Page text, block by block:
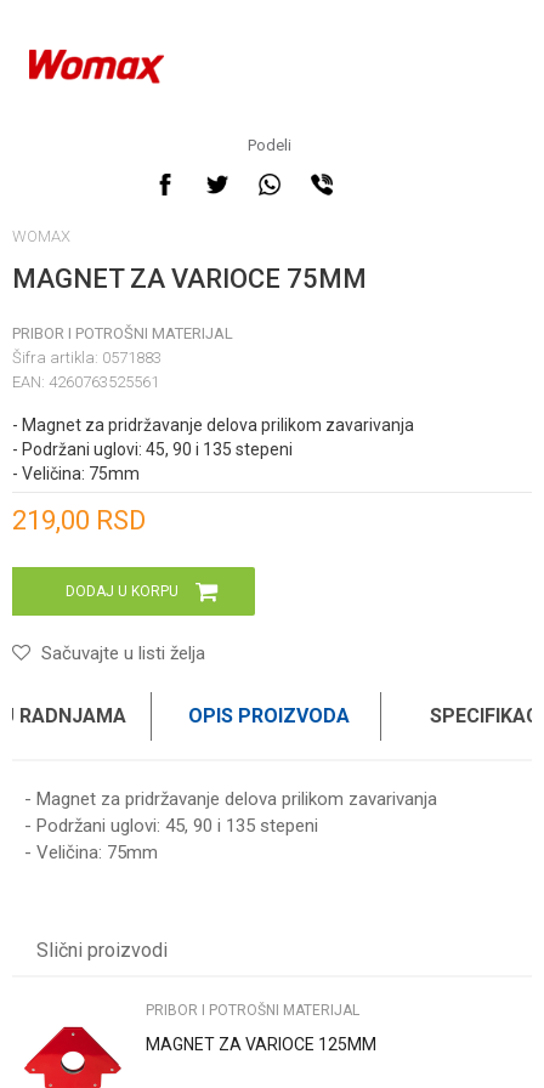
Podeli
WOMAX
MAGNET ZA VARIOCE 75MM
PRIBOR I POTROŠNI MATERIJAL
Šifra artikla: 0571883
EAN: 4260763525561
- Magnet za pridržavanje delova prilikom zavarivanja
- Podržani uglovi: 45, 90 i 135 stepeni
- Veličina: 75mm
219,00 RSD
DODAJ U KORPU
Sačuvajte u listi želja
RADNJAMA OPIS PROIZVODA
- Magnet za pridržavanje delova prilikom zavarivanja
- Podržani uglovi: 45, 90 i 135 stepeni
- Veličina: 75mm
Poruka
Slični proizvodi
PRIBOR I POTROŠNI MATERIJAL
MAGNET ZA VARIOCE 125MM